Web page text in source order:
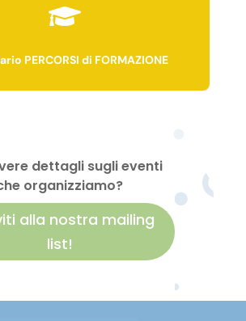

PERCORSI di FORMAZIONE
dettagli sugli eventi
organizziamo?
alla nostra mailing
list!